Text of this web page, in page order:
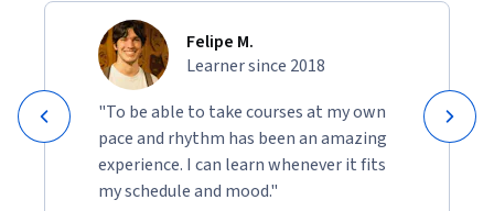
Felipe M.
Learner since 2018
"To be able to take courses at my own
pace and rhythm has been an amazing
experience. I can learn whenever it fits
my schedule and mood."